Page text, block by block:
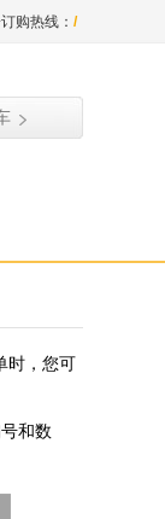
购热线： /
时，您可
和数